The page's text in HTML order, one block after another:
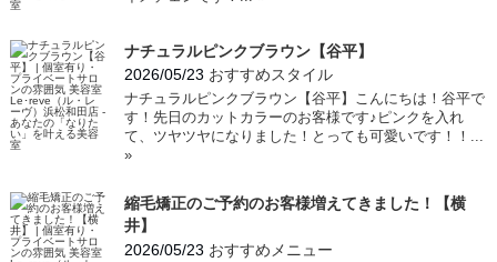
ナチュラルピンクブラウン【谷平】
2026/05/23 おすすめスタイル
ナチュラルピンクブラウン【谷平】こんにちは！谷平で
す！先日のカットカラーのお客様です♪ピンクを入れ
て、ツヤツヤになりました！とっても可愛いです！！...
»
縮毛矯正のご予約のお客様増えてきました！【横
井】
2026/05/23 おすすめメニュー